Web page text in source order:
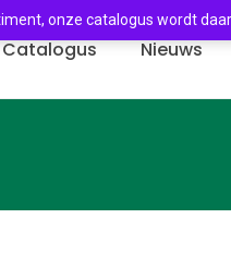
Catalogus Nieuws
onze catalogus wordt